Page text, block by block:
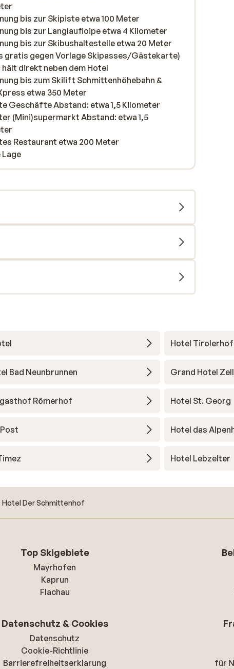
bis zur Skipiste etwa 100 Meter
bis zur Langlaufloipe etwa 4 Kilometer
bis zur Skibushaltestelle etwa 20 Meter
gratis gegen Vorlage Skipasses/Gästekarte)
hält direkt neben dem Hotel
bis zum Skilift Schmittenhöhebahn &
etwa 350 Meter
Geschäfte Abstand: etwa 1,5 Kilometer
(Mini)supermarkt Abstand: etwa 1,5
Restaurant etwa 200 Meter
Lage
Hotel Tirolerhof
Bad Neunbrunnen Grand Hotel
Römerhof Hotel St. Georg
Hotel das
Hotel Lebzelter
Hotel Der Schmittenhof
Top Skigebiete
Mayrhofen
Kaprun
Flachau
Datenschutz & Cookies
Datenschutz
Cookie-Richtlinie
Barrierefreiheitserklarung
für